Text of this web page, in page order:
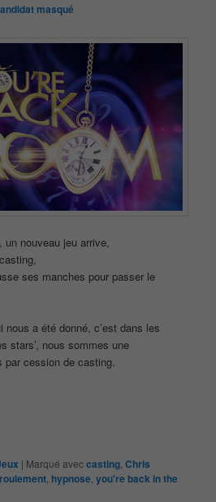
masqué
nouveau jeu arrive,
ses manches pour passer le
nous a été donné, c’est dans les
stars’, nous sommes une
par cession de casting.
| Marqué aveccasting ,Chris
hypnose ,you're back in the